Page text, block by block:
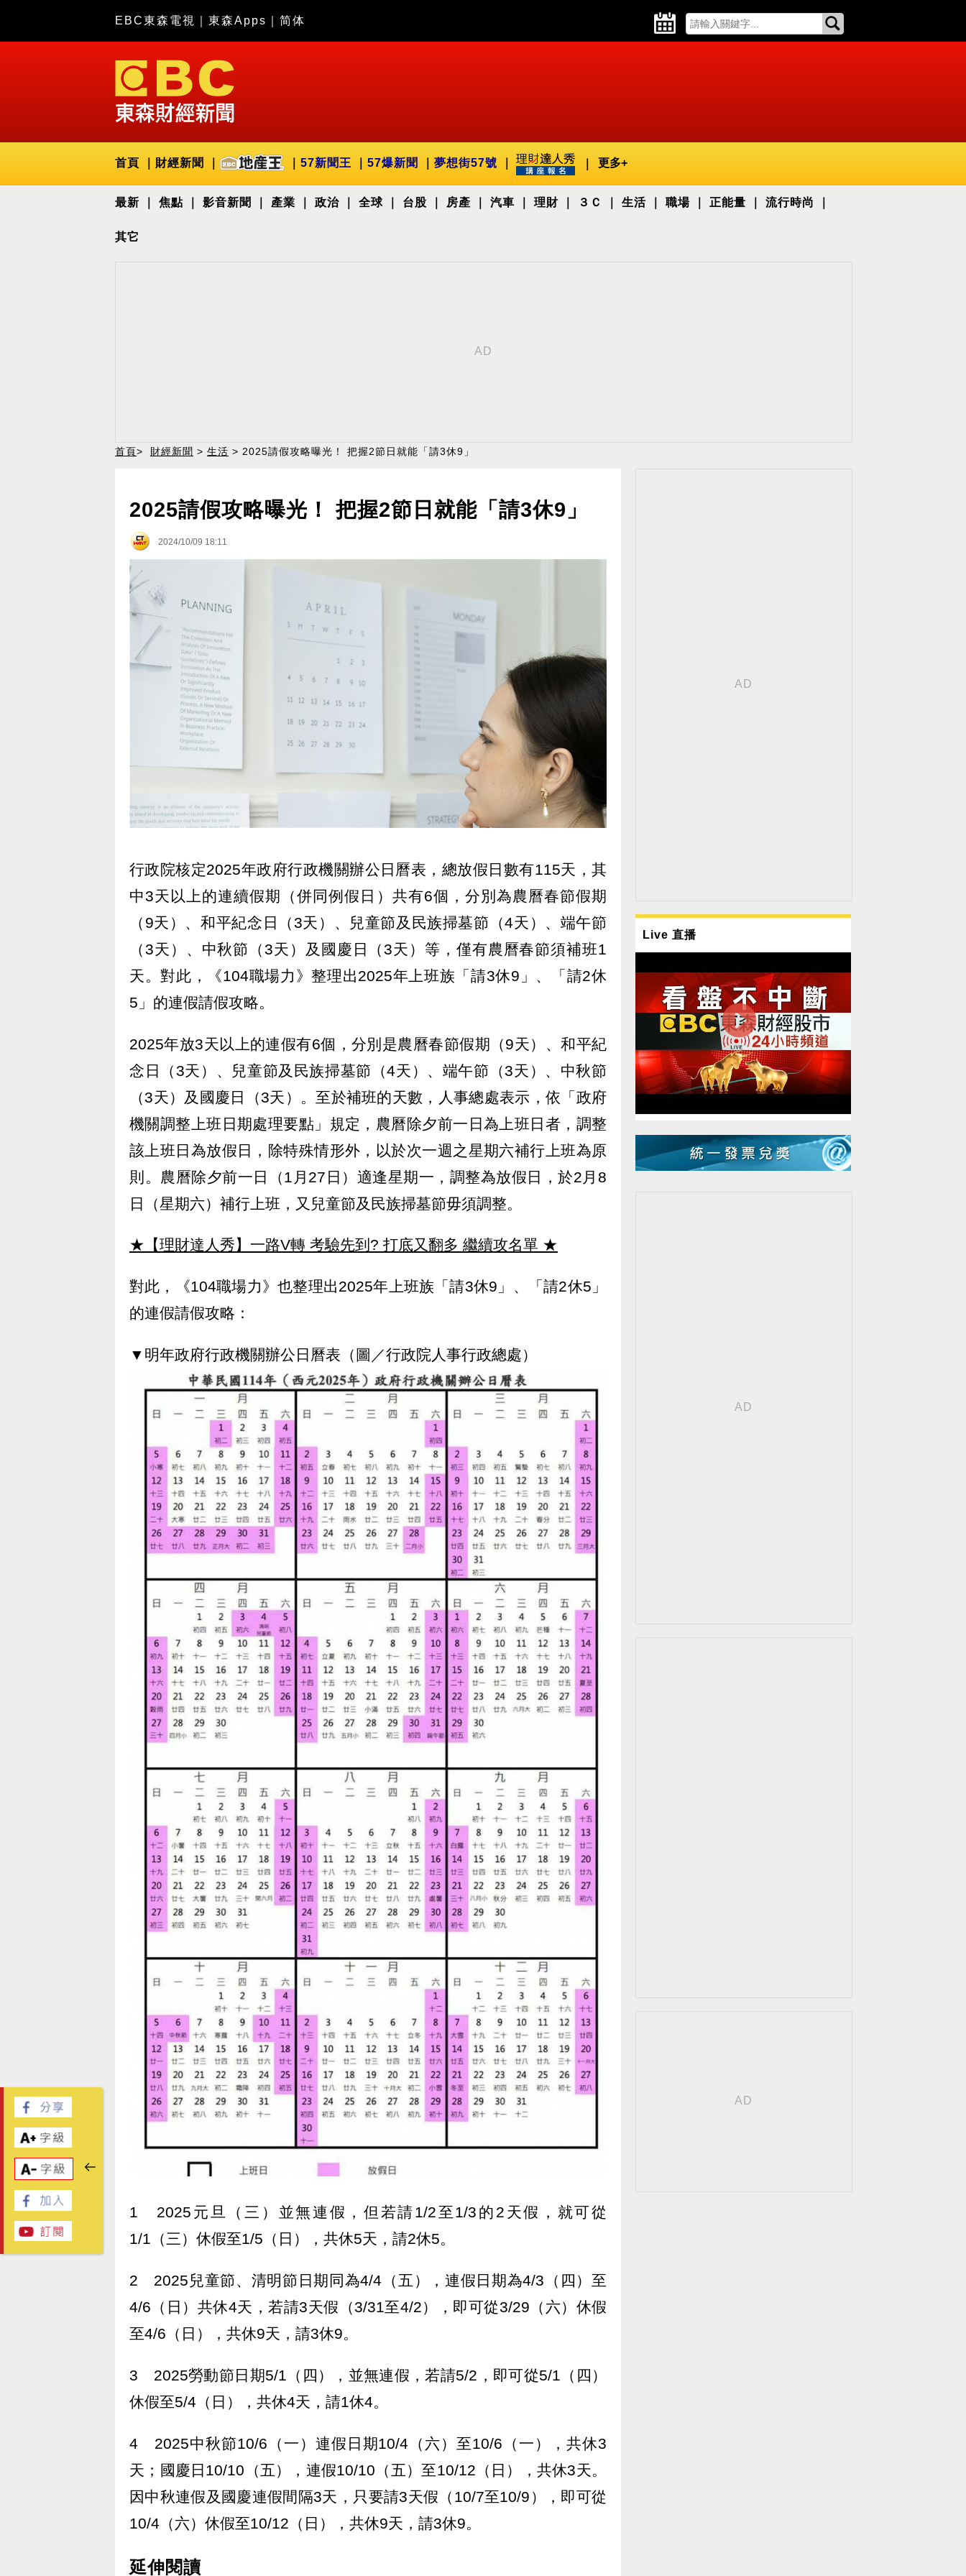
EBC東森電視 東森Apps 简体
首頁 財經新聞 57新聞王 57爆新聞 夢想街57號 更多+
最新 焦點 影音新聞 產業 政治 全球 台股 房產 汽車 理財 ３Ｃ 生活 職場 正能量 流行時尚
其它
首頁> 財經新聞 > 生活 > 2025請假攻略曝光！ 把握2節日就能「請3休9」
2025請假攻略曝光！ 把握2節日就能「請3休9」
2024/10/09 18:11
行政院核定2025年政府行政機關辦公日曆表，總放假日數有115天，其
中3天以上的連續假期（併同例假日）共有6個，分別為農曆春節假期
（9天）、和平紀念日（3天）、兒童節及民族掃墓節（4天）、端午節
（3天）、中秋節（3天）及國慶日（3天）等，僅有農曆春節須補班1
天。對此，《104職場力》整理出2025年上班族「請3休9」、「請2休
5」的連假請假攻略。
2025年放3天以上的連假有6個，分別是農曆春節假期（9天）、和平紀
念日（3天）、兒童節及民族掃墓節（4天）、端午節（3天）、中秋節
（3天）及國慶日（3天）。至於補班的天數，人事總處表示，依「政府
機關調整上班日期處理要點」規定，農曆除夕前一日為上班日者，調整
該上班日為放假日，除特殊情形外，以於次一週之星期六補行上班為原
則。農曆除夕前一日（1月27日）適逢星期一，調整為放假日，於2月8
日（星期六）補行上班，又兒童節及民族掃墓節毋須調整。
★【理財達人秀】一路V轉 考驗先到? 打底又翻多 繼續攻名單 ★
對此，《104職場力》也整理出2025年上班族「請3休9」、「請2休5」
的連假請假攻略：
▼明年政府行政機關辦公日曆表（圖／行政院人事行政總處）
1 2025元旦（三）並無連假，但若請1/2至1/3的2天假，就可從
1/1（三）休假至1/5（日），共休5天，請2休5。
2 2025兒童節、清明節日期同為4/4（五），連假日期為4/3（四）至
4/6（日）共休4天，若請3天假（3/31至4/2），即可從3/29（六）休假
至4/6（日），共休9天，請3休9。
3 2025勞動節日期5/1（四），並無連假，若請5/2，即可從5/1（四）
休假至5/4（日），共休4天，請1休4。
4 2025中秋節10/6（一）連假日期10/4（六）至10/6（一），共休3
天；國慶日10/10（五），連假10/10（五）至10/12（日），共休3天。
因中秋連假及國慶連假間隔3天，只要請3天假（10/7至10/9），即可從
10/4（六）休假至10/12（日），共休9天，請3休9。
延伸閱讀
Live 直播